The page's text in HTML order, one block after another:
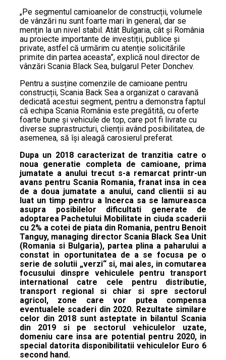
„Pe segmentul camioanelor de construcții, volumele
de vânzări nu sunt foarte mari în general, dar se
mențin la un nivel stabil. Atât Bulgaria, cât și România
au proiecte importante de investiții, publice și
private, astfel că urmărim cu atenție solicitările
primite din partea aceasta”, explică noul director de
vânzări Scania Black Sea, bulgarul Peter Donchev.
Pentru a susține comenzile de camioane pentru
construcții, Scania Back Sea a organizat o caravană
dedicată acestui segment, pentru a demonstra faptul
că echipa Scania România este pregătită, cu oferte
foarte bune și vehicule de top, care pot fi livrate cu
diverse suprastructuri, clienții având posibilitatea, de
asemenea, să își aleagă carosierul preferat.
Dupa un 2018 caracterizat de tranzitia catre o
noua generatie completa de camioane, prima
jumatate a anului trecut s-a remarcat printr-un
avans pentru Scania Romania, franat insa in cea
de a doua jumatate a anului, cand clientii si au
luat un timp pentru a Incerca sa se lamureasca
asupra posibilelor dificultati generate de
adoptarea Pachetului Mobilitate in ciuda scaderii
cu 2% a cotei de piata din Romania, pentru Benoit
Tanguy, managing director Scania Black Sea Unit
(Romania si Bulgaria), partea plina a paharului a
constat in oportunitatea de a se focusa pe o
serie de solutii „verzi“ si, mai ales, in comutarea
focusului dinspre vehiculele pentru transport
international catre cele pentru distributie,
transport regional si chiar si spre sectorul
agricol, zone care vor putea compensa
eventualele scaderi din 2020. Rezultate similare
celor din 2018 sunt asteptate in bilantul Scania
din 2019 si pe sectorul vehiculelor uzate,
domeniu care insa are potential pentru 2020, in
special datorita disponibilitatii vehiculelor Euro 6
second hand.